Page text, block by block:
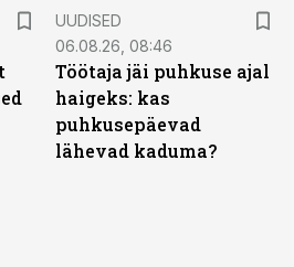
UUDISED
06.08.26, 08:46
Töötaja jäi puhkuse ajal
haigeks: kas
puhkusepäevad
lähevad kaduma?